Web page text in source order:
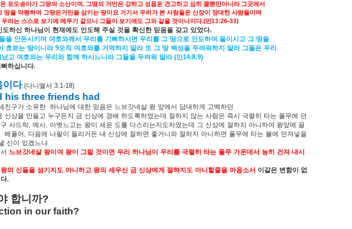
포도송이가 그땅의 소산이며, 그땅의 거민은 강하고 성읍은 견고하고 심히 클뿐만아니라 그곳에서
땅을 악평하여 그땅은거민을 삼키는 땅이요 거기서 우리가 본 사람들은 신장이 장대한 사람들이며
우리는 스스로 보기에 메뚜기 같으니 그들이 보기에도 그와 같을 것이니이다.(민13:26-33)
도하신 하나님이 현재에도 인도해 주실 것을 확신한 믿음을 갖고 있었다.
을 안돈시키며 여호와께서 우리를 기뻐하시면 우리를 그 땅으로 인도하여 들이시고 그 땅을
흐르는 땅이니라9오직 여호와를 거역하지 말라 또 그 땅 백성을 두려워하지 말라 그들은 우리
났고 여호와는 우리와 함께 하시느니라 그들을 두려워 말라 (민14:8,9)
뻐하십니다.
이다.(다니엘서 3:1-18)
his three friends had
친구가 소유한 하나님에 대한 믿음은 느브갓네살 왕 앞에서 담대하게 고백하던
신상을 만들고 누구든지 금 신상에 경배 하도록하였는데 절하지 않는 사람은 즉시 극렬히 타는 풀무에 던
사드락, 메사, 아벳느고는 왕이 세운 도를 다스리는지도자였는데 그 신상에 절하지 아니하여 왕앞에 끌
베풀어 , 다음에 나팔이 들리거든 내 신상에 절하면 좋거니와 절하지 아니하면 풀무에 타는 불에 던져넣을
신이 있겠느냐
느브갓네살 왕이여 왕이 그럴 것이면 우리 하나님이 우리를 극렬히 타는 풀무 가운데서 능히 건져 내시
왕의 신들을 섬기지도 아니하고 왕의 세우신 금 신상에게 절하지도 아니할줄을 아옵소서 이같은 변함이
없
.
합니까?
in our faith?